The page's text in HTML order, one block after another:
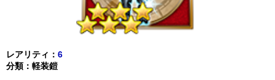
レアリティ： 6
分類：軽装鎧